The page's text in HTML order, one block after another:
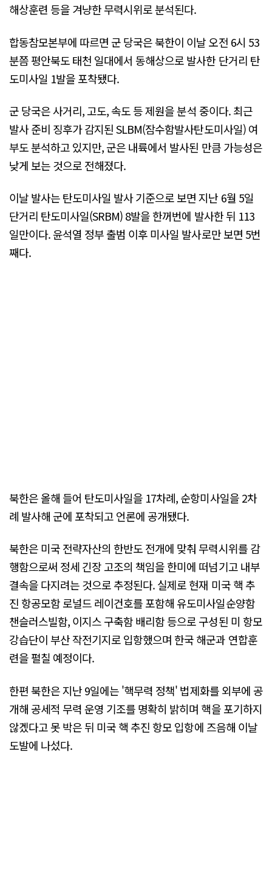
해상훈련 등을 겨냥한 무력시위로 분석된다.
합동참모본부에 따르면 군 당국은 북한이 이날 오전 6시 53
분쯤 평안북도 태천 일대에서 동해상으로 발사한 단거리 탄
도미사일 1발을 포착됐다.
군 당국은 사거리, 고도, 속도 등 제원을 분석 중이다. 최근
발사 준비 징후가 감지된 SLBM(잠수함발사탄도미사일) 여
부도 분석하고 있지만, 군은 내륙에서 발사된 만큼 가능성은
낮게 보는 것으로 전해졌다.
이날 발사는 탄도미사일 발사 기준으로 보면 지난 6월 5일
단거리 탄도미사일(SRBM) 8발을 한꺼번에 발사한 뒤 113
일만이다. 윤석열 정부 출범 이후 미사일 발사로만 보면 5번
째다.
북한은 올해 들어 탄도미사일을 17차례, 순항미사일을 2차
례 발사해 군에 포착되고 언론에 공개됐다.
북한은 미국 전략자산의 한반도 전개에 맞춰 무력시위를 감
행함으로써 정세 긴장 고조의 책임을 한미에 떠넘기고 내부
결속을 다지려는 것으로 추정된다. 실제로 현재 미국 핵 추
진 항공모함 로널드 레이건호를 포함해 유도미사일순양함
챈슬러스빌함, 이지스 구축함 배리함 등으로 구성된 미 항모
강습단이 부산 작전기지로 입항했으며 한국 해군과 연합훈
련을 펼칠 예정이다.
한편 북한은 지난 9일에는 '핵무력 정책' 법제화를 외부에 공
개해 공세적 무력 운영 기조를 명확히 밝히며 핵을 포기하지
않겠다고 못 박은 뒤 미국 핵 추진 항모 입항에 즈음해 이날
도발에 나섰다.